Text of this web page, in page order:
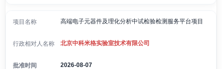
高端电子元器件及理化分析中试检验检测服务平台项目
北京中科米格实验室技术有限公司
2026-08-07